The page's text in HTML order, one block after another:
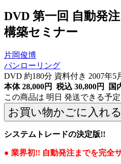
DVD 第一回 自動発
構築セミナー
片岡俊博
パンローリング
DVD 約180分 資料付き 2007年5
本体 28,000円 税込 30,800円
国
この商品は 明日 発送できる予定
システムトレードの決定版!!
● 業界初!! 自動発注までを完全